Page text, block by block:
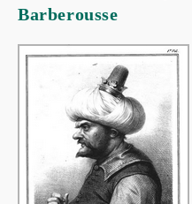
Barberousse